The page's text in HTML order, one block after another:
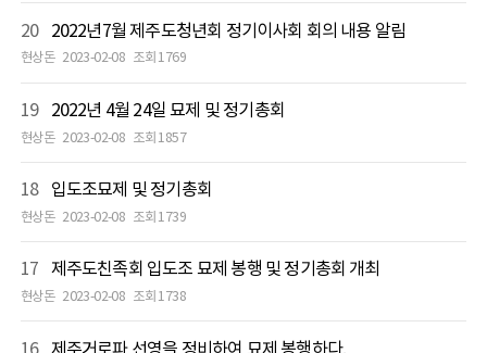
20 2022년7월 제주도청년회 정기이사회 회의 내용 알림
현상돈 2023-02-08 조회 1769
19 2022년 4월 24일 묘제 및 정기총회
현상돈 2023-02-08 조회 1857
18 입도조묘제 및 정기총회
현상돈 2023-02-08 조회 1739
17 제주도친족회 입도조 묘제 봉행 및 정기총회 개최
현상돈 2023-02-08 조회 1738